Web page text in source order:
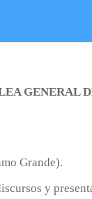
GENERAL
Grande).
y